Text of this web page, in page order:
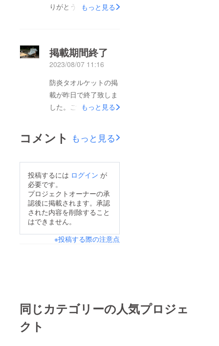
りがとうございまし
ん使って頂き、ご感想
をお聞かせ頂けますと
幸いです。この度はご
支援頂き本当にありが
とうございました。今
もっと見る
掲載期間終了
2023/08/07 11:16
防炎タオルケットの掲
載が昨日で終了致しま
した。ご支援頂き、誠
した。防炎素材で焚き
火の前でもがっつり使
キャンプの際、たくさ
ん使って頂けますと幸
いです。なるべく早く
お届けできるよう努め
届けまでお待ち頂きま
もっと見る
コメント もっと見る
投稿するには ログイン が
必要です。
プロジェクトオーナーの承
認後に掲載されます。承認
された内容を削除すること
はできません。
※投稿する際の注意点
同じカテゴリーの人気プロジェ
クト